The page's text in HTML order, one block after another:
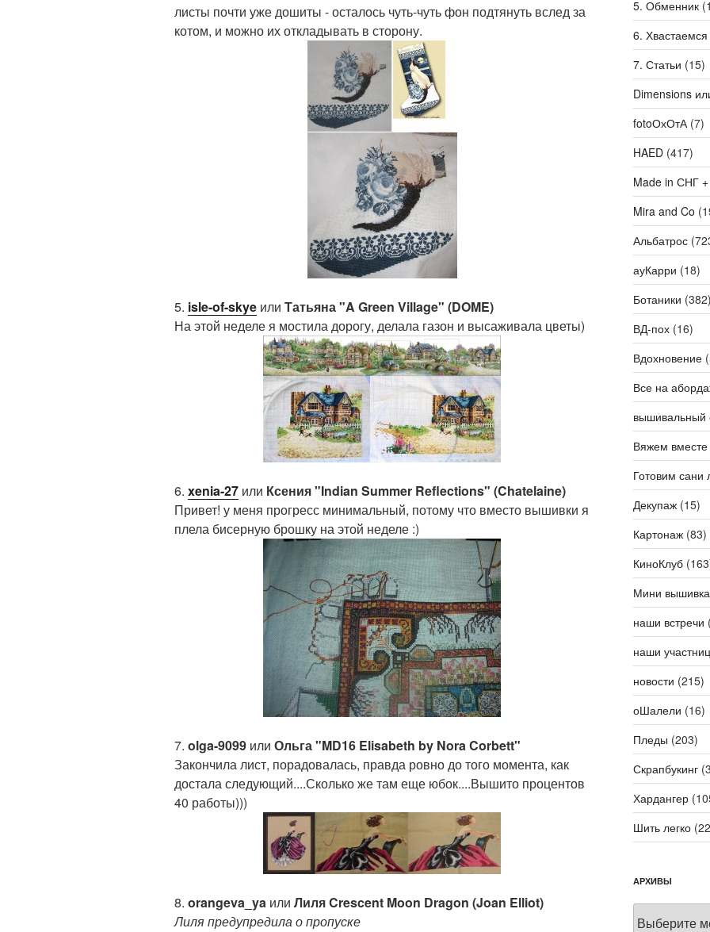
листы почти уже дошиты - осталось чуть-чуть фон подтянуть вслед за
котом, и можно их откладывать в сторону.
5. isle-of-skye или Татьяна "A Green Village" (DOME)
На этой неделе я мостила дорогу, делала газон и высаживала цветы)
6. xenia-27 или Ксения "Indian Summer Reflections" (Chatelaine)
Привет! у меня прогресс минимальный, потому что вместо вышивки я
плела бисерную брошку на этой неделе :)
7. olga-9099 или Ольга "MD16 Elisabeth by Nora Corbett"
Закончила лист, порадовалась, правда ровно до того момента, как
достала следующий....Сколько же там еще юбок....Вышито процентов
40 работы)))
8. orangeva_ya или Лиля Crescent Moon Dragon (Joan Elliot)
Лиля предупредила о пропуске
5. Обменник
6. Хвастаемся
7. Статьи (15)
Dimensions
fotoОхОтА(7)
HAED(417)
Made in СНГ
Mira and Co
Альбатрос
ауКарри (18)
Ботаники
ВД-пох(16)
Вдохновение
Все на
вышивальный
Вяжем вместе
Готовим сани
Декупаж(15)
Картонаж(83)
КиноКлуб
Мини вышивка
наши встречи
наши
новости (215)
оШалели (16)
Пледы (203)
Скрапбукинг
Хардангер
Шить легко
АРХИВЫ